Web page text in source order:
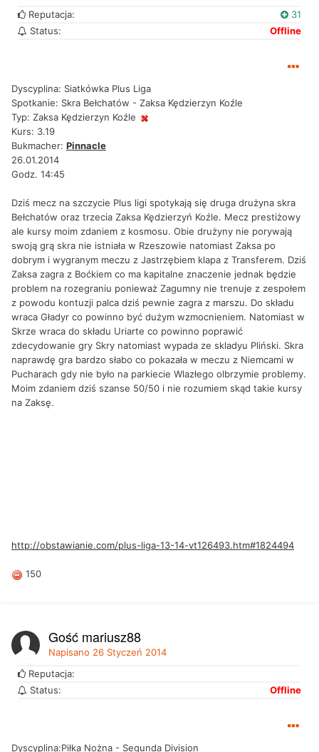
Reputacja:
31
Status:
Offline
Dyscyplina: Siatkówka Plus Liga
Spotkanie: Skra Bełchatów - Zaksa Kędzierzyn Koźle
Typ: Zaksa Kędzierzyn Koźle
Kurs: 3.19
Bukmacher: Pinnacle
26.01.2014
Godz. 14:45
Dziś mecz na szczycie Plus ligi spotykają się druga drużyna skra
Bełchatów oraz trzecia Zaksa Kędzierzyń Koźle. Mecz prestiżowy
ale kursy moim zdaniem z kosmosu. Obie drużyny nie porywają
swoją grą skra nie istniała w Rzeszowie natomiast Zaksa po
dobrym i wygranym meczu z Jastrzębiem klapa z Transferem. Dziś
Zaksa zagra z Boćkiem co ma kapitalne znaczenie jednak będzie
problem na rozegraniu ponieważ Zagumny nie trenuje z zespołem
z powodu kontuzji palca dziś pewnie zagra z marszu. Do składu
wraca Gładyr co powinno być dużym wzmocnieniem. Natomiast w
Skrze wraca do składu Uriarte co powinno poprawić
zdecydowanie gry Skry natomiast wypada ze skladyu Pliński. Skra
naprawdę gra bardzo słabo co pokazała w meczu z Niemcami w
Pucharach gdy nie było na parkiecie Wlazłego olbrzymie problemy.
Moim zdaniem dziś szanse 50/50 i nie rozumiem skąd takie kursy
na Zaksę.
http://obstawianie.com/plus-liga-13-14-vt126493.htm#1824494
150
Gość mariusz88
Napisano 26 Styczeń 2014
Reputacja:
Status:
Offline
Dyscyplina:Piłka Nożna - Segunda Division